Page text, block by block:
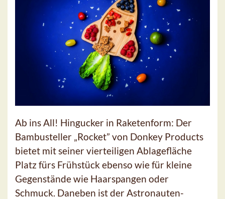
Ab ins All! Hingucker in Raketenform: Der
Bambusteller „Rocket” von Donkey Products
bietet mit seiner vierteiligen Ablagefläche
Platz fürs Frühstück ebenso wie für kleine
Gegenstände wie Haarspangen oder
Schmuck. Daneben ist der Astronauten-